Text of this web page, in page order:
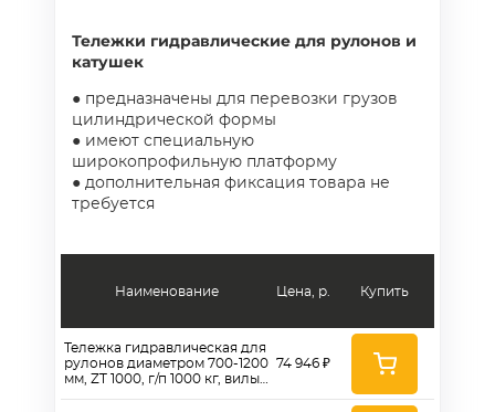
Тележки гидравлические для рулонов и
катушек
● предназначены для перевозки грузов
цилиндрической формы
● имеют специальную
широкопрофильную платформу
● дополнительная фиксация товара не
требуется
Наименование
Тележка гидравлическая для
рулонов диаметром 700-1200
мм, ZT 1000, г/п 1000 кг, вилы
Цена, р.
74 946 ₽
Купить